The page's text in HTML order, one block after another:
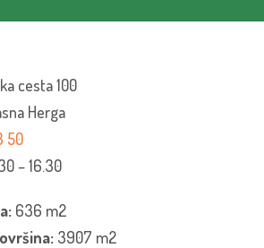
cesta 100
Herga
50
– 16.30
636 m2
3907 m2